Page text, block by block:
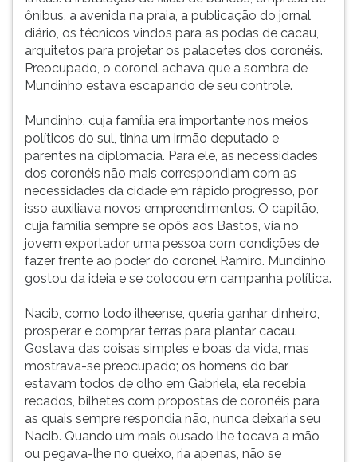
ônibus, a avenida na praia, a publicação do jornal
diário, os técnicos vindos para as podas de cacau,
arquitetos para projetar os palacetes dos coronéis.
Preocupado, o coronel achava que a sombra de
Mundinho estava escapando de seu controle.
Mundinho, cuja família era importante nos meios
políticos do sul, tinha um irmão deputado e
parentes na diplomacia. Para ele, as necessidades
dos coronéis não mais correspondiam com as
necessidades da cidade em rápido progresso, por
isso auxiliava novos empreendimentos. O capitão,
cuja família sempre se opôs aos Bastos, via no
jovem exportador uma pessoa com condições de
fazer frente ao poder do coronel Ramiro. Mundinho
gostou da ideia e se colocou em campanha política.
Nacib, como todo ilheense, queria ganhar dinheiro,
prosperar e comprar terras para plantar cacau.
Gostava das coisas simples e boas da vida, mas
mostrava-se preocupado; os homens do bar
estavam todos de olho em Gabriela, ela recebia
recados, bilhetes com propostas de coronéis para
as quais sempre respondia não, nunca deixaria seu
Nacib. Quando um mais ousado lhe tocava a mão
ou pegava-lhe no queixo, ria apenas, não se